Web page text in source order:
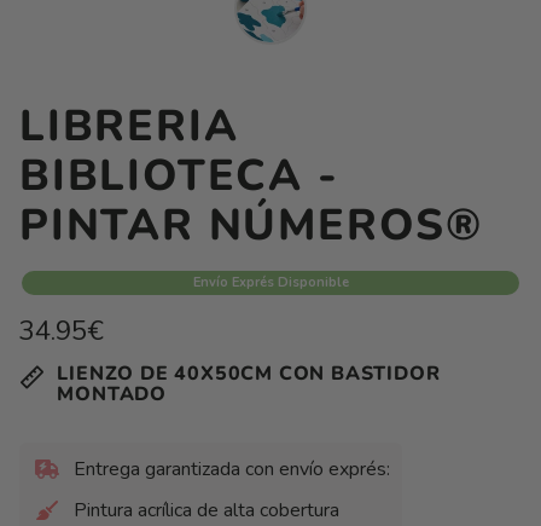
LIBRERIA
BIBLIOTECA -
PINTAR NÚMEROS®
Envío Exprés Disponible
Precio
habitual
34.95€
Precio
unitario
por LIENZO DE 40X50CM CON BASTIDOR
MONTADO
Entrega garantizada con envío exprés:
Pintura acrílica de alta cobertura